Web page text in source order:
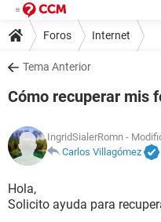
Foros Internet
Tema Anterior
Cómo recuperar mis
IngridSialerRomn -
Carlos Villagómez
Hola,
Solicito ayuda para